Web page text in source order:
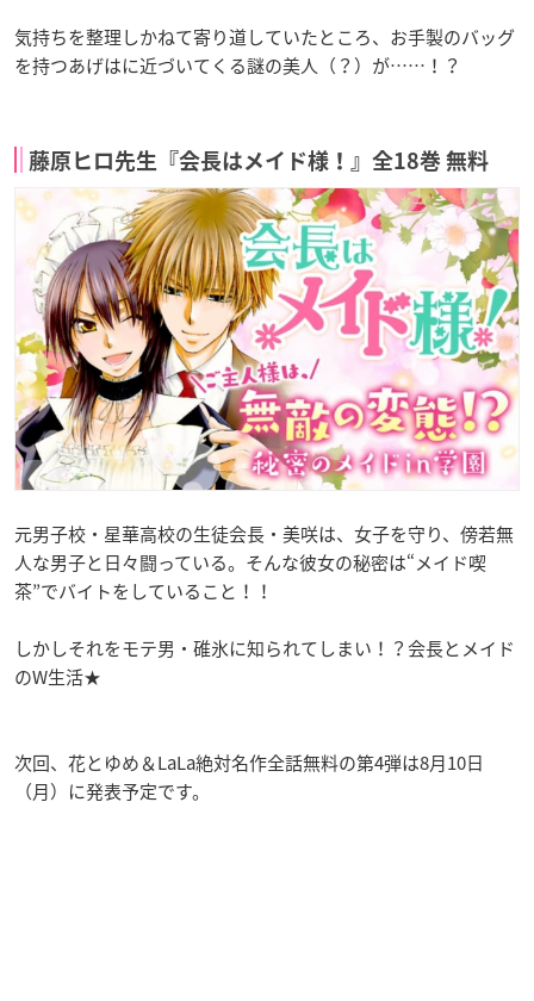
気持ちを整理しかねて寄り道していたところ、お手製のバッグ
を持つあげはに近づいてくる謎の美人（？）が……！？
藤原ヒロ先生『会長はメイド様！』全18巻 無料
元男子校・星華高校の生徒会長・美咲は、女子を守り、傍若無
人な男子と日々闘っている。そんな彼女の秘密は“メイド喫
茶”でバイトをしていること！！
しかしそれをモテ男・碓氷に知られてしまい！？会長とメイド
のW生活★
次回、花とゆめ＆LaLa絶対名作全話無料の第4弾は8月10日
（月）に発表予定です。